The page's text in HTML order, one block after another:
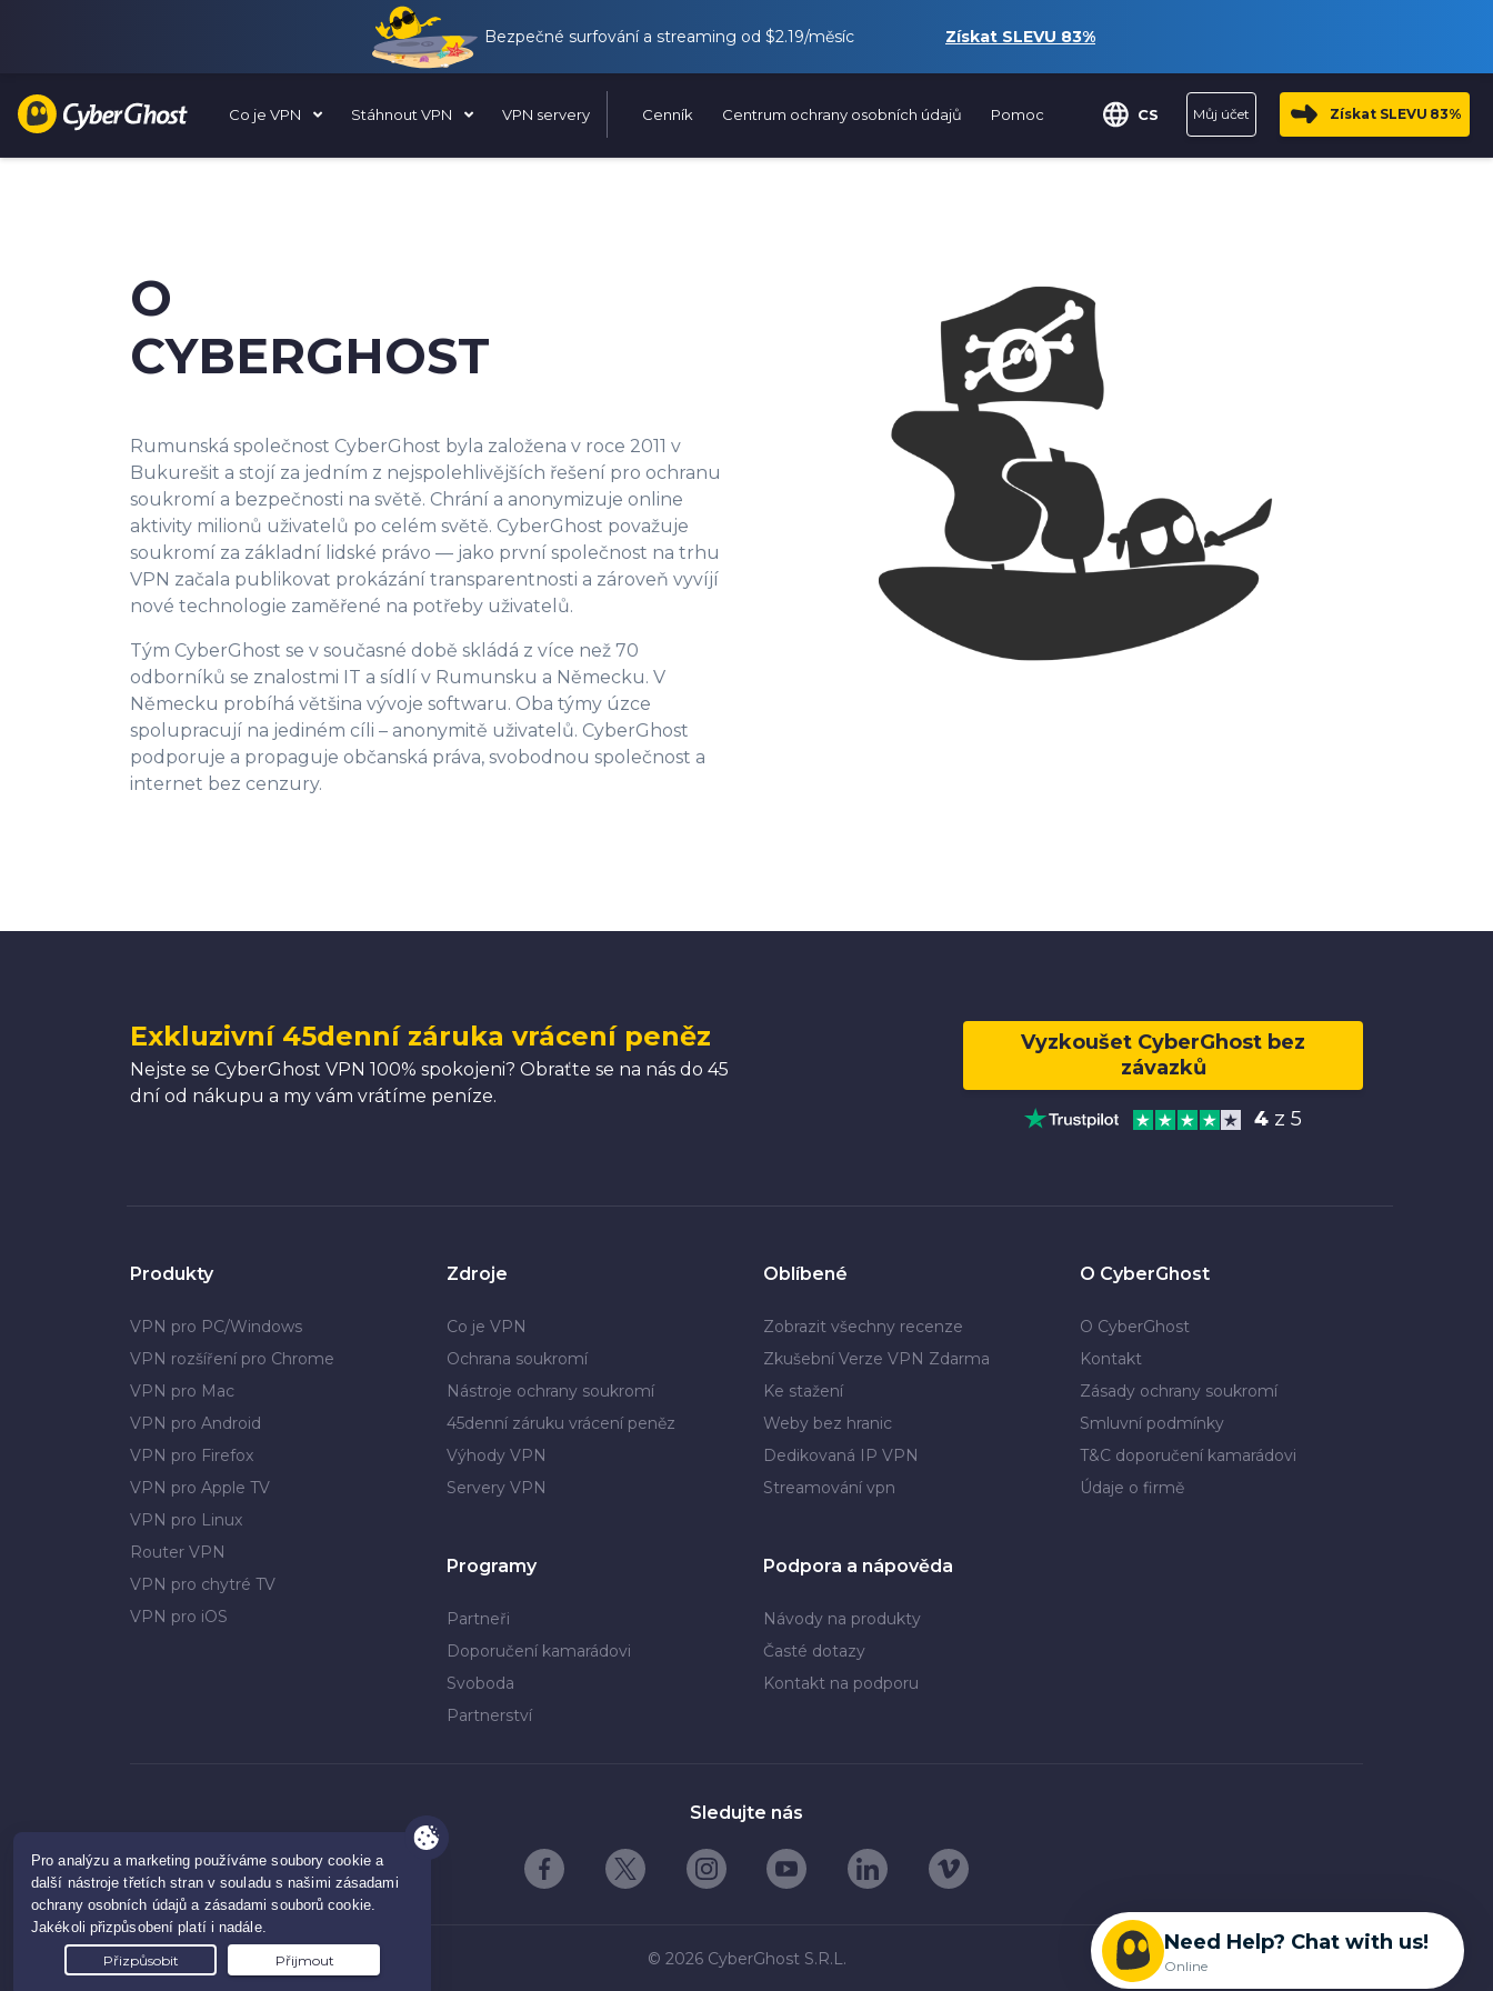
Bezpečné surfování a streaming od $2.19/měsíc Získat SLEVU 83%
Co je VPN Stáhnout VPN VPN servery Cenník Centrum ochrany osobních údajů Pomoc CS Můj účet Získat SLEVU 83%
O
CYBERGHOST
Rumunská společnost CyberGhost byla založena v roce 2011 v
Bukurešit a stojí za jedním z nejspolehlivějších řešení pro ochranu
soukromí a bezpečnosti na světě. Chrání a anonymizuje online
aktivity milionů uživatelů po celém světě. CyberGhost považuje
soukromí za základní lidské právo — jako první společnost na trhu
VPN začala publikovat prokázání transparentnosti a zároveň vyvíjí
nové technologie zaměřené na potřeby uživatelů.
Tým CyberGhost se v současné době skládá z více než 70
odborníků se znalostmi IT a sídlí v Rumunsku a Německu. V
Německu probíhá většina vývoje softwaru. Oba týmy úzce
spolupracují na jediném cíli – anonymitě uživatelů. CyberGhost
podporuje a propaguje občanská práva, svobodnou společnost a
internet bez cenzury.
Exkluzivní 45denní záruka vrácení peněz
Nejste se CyberGhost VPN 100% spokojeni? Obraťte se na nás do 45
dní od nákupu a my vám vrátíme peníze.
Vyzkoušet CyberGhost bez
závazků
4 z 5
Produkty
VPN pro PC/Windows
VPN rozšíření pro Chrome
VPN pro Mac
VPN pro Android
VPN pro Firefox
VPN pro Apple TV
VPN pro Linux
Router VPN
VPN pro chytré TV
VPN pro iOS
Zdroje
Co je VPN
Ochrana soukromí
Nástroje ochrany soukromí
45denní záruku vrácení peněz
Výhody VPN
Servery VPN
Oblíbené
Zobrazit všechny recenze
Zkušební Verze VPN Zdarma
Ke stažení
Weby bez hranic
Dedikovaná IP VPN
Streamování vpn
O CyberGhost
O CyberGhost
Kontakt
Zásady ochrany soukromí
Smluvní podmínky
T&C doporučení kamarádovi
Údaje o firmě
Programy
Partneři
Doporučení kamarádovi
Svoboda
Partnerství
Podpora a nápověda
Návody na produkty
Časté dotazy
Kontakt na podporu
Sledujte nás
© 2026 CyberGhost S.R.L.
Need Help? Chat with us!
Online